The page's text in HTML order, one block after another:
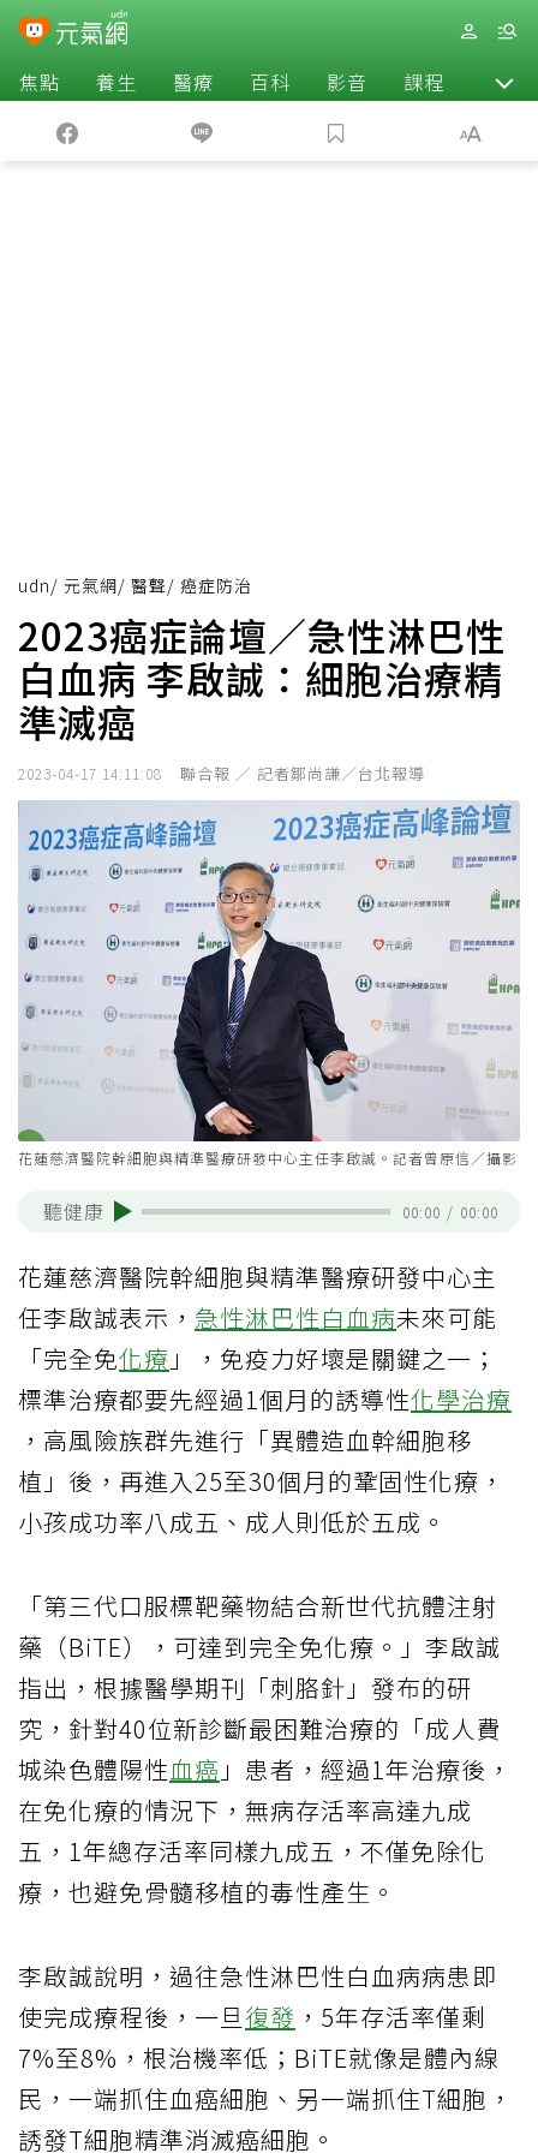
焦點 養生 醫療 百科 影音 課程 退休
udn/ 元氣網/ 醫聲/ 癌症防治
2023癌症論壇／急性淋巴性
白血病 李啟誠：細胞治療精
準滅癌
2023-04-17 14:11:08 聯合報 ／ 記者鄒尚謙／台北報導
花蓮慈濟醫院幹細胞與精準醫療研發中心主任李啟誠。記者曾原信／攝影
聽健康 00:00 / 00:00
花蓮慈濟醫院幹細胞與精準醫療研發中心主
任李啟誠表示， 急性淋巴性白血病未來可能
「完全免化療 」，免疫力好壞是關鍵之一；
標準治療都要先經過1個月的誘導性化學治療
，高風險族群先進行「異體造血幹細胞移
植」後，再進入25至30個月的鞏固性化療，
小孩成功率八成五、成人則低於五成。
「第三代口服標靶藥物結合新世代抗體注射
藥（BiTE），可達到完全免化療。」李啟誠
指出，根據醫學期刊「刺胳針」發布的研
究，針對40位新診斷最困難治療的「成人費
城染色體陽性血癌 」患者，經過1年治療後，
在免化療的情況下，無病存活率高達九成
五，1年總存活率同樣九成五，不僅免除化
療，也避免骨髓移植的毒性產生。
李啟誠說明，過往急性淋巴性白血病病患即
使完成療程後，一旦 復發 ，5年存活率僅剩
7%至8%，根治機率低；BiTE就像是體內線
民，一端抓住血癌細胞、另一端抓住T細胞，
誘發T細胞精準消滅癌細胞。